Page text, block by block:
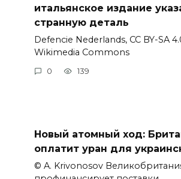
итальянское издание
странную деталь
Defencie Nederlands, CC BY-SA
Wikimedia Commons
0 139
Новый атомный ход:
оплатит уран для
© A. Krivonosov